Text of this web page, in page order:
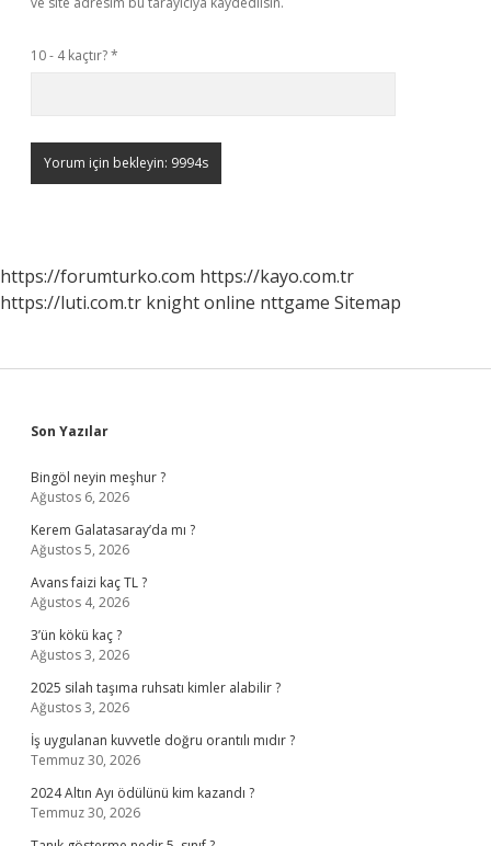
10 - 4 kaçtır?*
https://forumturko.com https://kayo.com.tr
https://luti.com.tr knight online nttgame Sitemap
Sidebar
Son Yazılar
Bingöl neyin meşhur ?
Ağustos 6, 2026
Kerem Galatasaray’da mı ?
Ağustos 5, 2026
Avans faizi kaç TL ?
Ağustos 4, 2026
3’ün kökü kaç ?
Ağustos 3, 2026
2025 silah taşıma ruhsatı kimler alabilir ?
Ağustos 3, 2026
İş uygulanan kuvvetle doğru orantılı mıdır ?
Temmuz 30, 2026
2024 Altın Ayı ödülünü kim kazandı ?
Temmuz 30, 2026